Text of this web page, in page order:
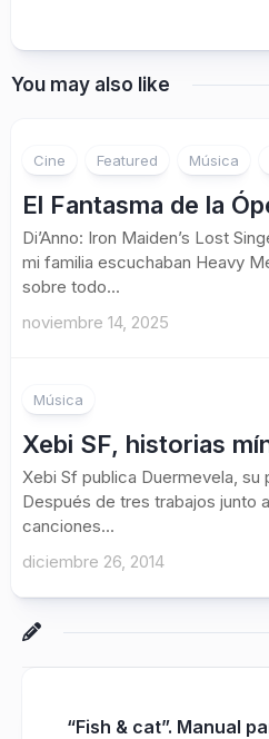
You may also like
Cine Featured Música
El Fantasma de la
Di’Anno: Iron Maiden’s Lost
mi familia escuchaban Heavy
sobre todo...
noviembre 14, 2025
Música
Xebi SF, historias
Xebi Sf publica Duermevela, su
Después de tres trabajos junto
canciones...
diciembre 26, 2014
“Fish & cat”. Manual